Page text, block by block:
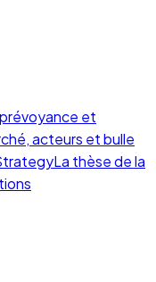
et
acteurs et bulle
La thèse de la